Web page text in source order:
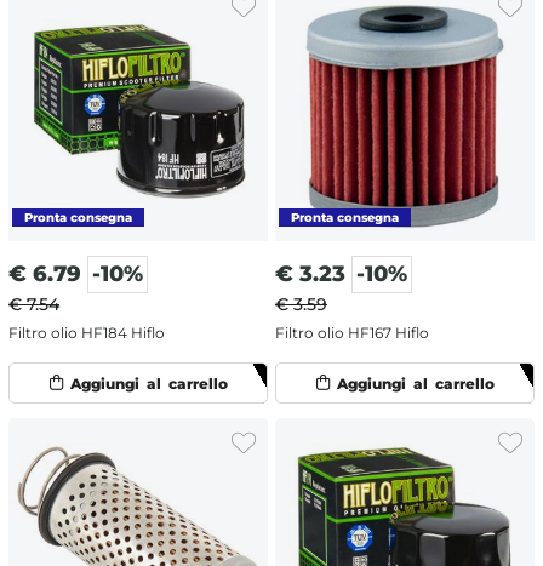
€ 6.79 -10%
€ 7.54
Filtro olio HF184 Hiflo
€ 3.23 -10%
€ 3.59
Filtro olio HF167 Hiflo